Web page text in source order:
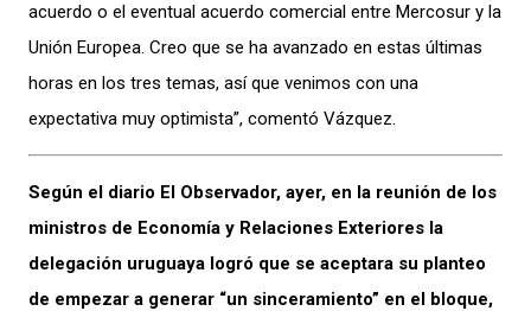
acuerdo o el eventual acuerdo comercial entre Mercosur y la
Unión Europea. Creo que se ha avanzado en estas últimas
horas en los tres temas, así que venimos con una
expectativa muy optimista”, comentó Vázquez.
Según el diario El Observador, ayer, en la reunión de los
ministros de Economía y Relaciones Exteriores la
delegación uruguaya logró que se aceptara su planteo
de empezar a generar “un sinceramiento” en el bloque,